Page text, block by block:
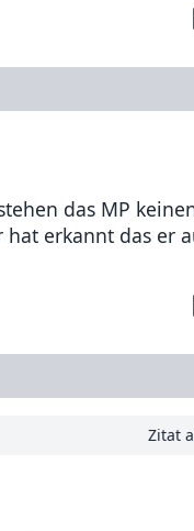
das MP
erkannt das er
Zitat